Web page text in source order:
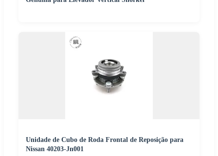
Unidade de Cubo de Roda Frontal de Reposição para
Nissan 40203-Jn001